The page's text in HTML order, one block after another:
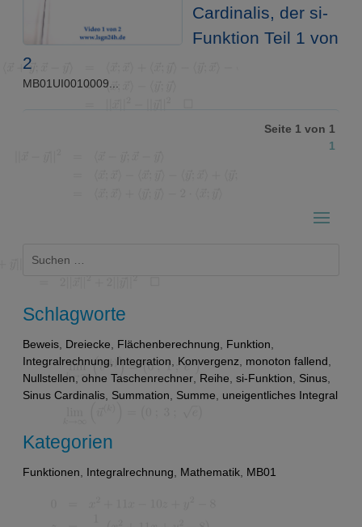
Cardinalis, der si-
Funktion Teil 1 von
2
MB01UI0010009...
Seite 1 von 1
1
nach:
Schlagworte
Beweis Dreiecke Flächenberechnung Funktion
Integralrechnung
Integration Konvergenz monoton fallend
Nullstellen ohne Taschenrechner Reihe si-Funktion Sinus
Sinus Cardinalis Summation Summe uneigentliches Integral
Kategorien
Funktionen Integralrechnung Mathematik MB01